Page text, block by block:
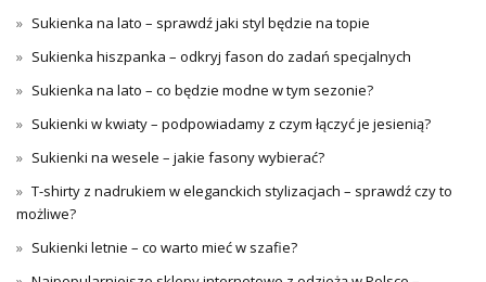
Sukienka na lato – sprawdź jaki styl będzie na topie
Sukienka hiszpanka – odkryj fason do zadań specjalnych
Sukienka na lato – co będzie modne w tym sezonie?
Sukienki w kwiaty – podpowiadamy z czym łączyć je jesienią?
Sukienki na wesele – jakie fasony wybierać?
T-shirty z nadrukiem w eleganckich stylizacjach – sprawdź czy to
możliwe?
Sukienki letnie – co warto mieć w szafie?